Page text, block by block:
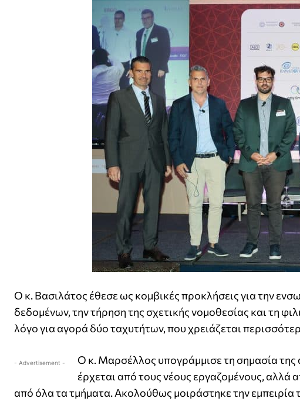
Ο κ. Βασιλάτος έθεσε ως κομβικές προκλήσεις για την
δεδομένων, την τήρηση της σχετικής νομοθεσίας και τη
λόγο για αγορά δύο ταχυτήτων, που χρειάζεται
- Advertisement -
Ο κ. Μαρσέλλος υπογράμμισε τη σημασία
έρχεται από τους νέους εργαζομένους, αλλά
από όλα τα τμήματα. Ακολούθως μοιράστηκε την εμπειρία